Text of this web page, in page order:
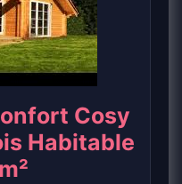
Cosy
Habitable